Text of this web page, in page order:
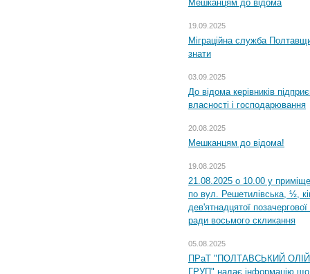
Мешканцям до відома
19.09.2025
Міграційна служба
знати
03.09.2025
До відома керівників
власності і господарювання
20.08.2025
Мешканцям до відома!
19.08.2025
21.08.2025 о 10.00 у
по вул. Решетилівська, ½,
дев'ятнадцятої
ради восьмого скликання
05.08.2025
ПРаТ "ПОЛТАВСЬКИЙ
ГРУП" надає інформацію